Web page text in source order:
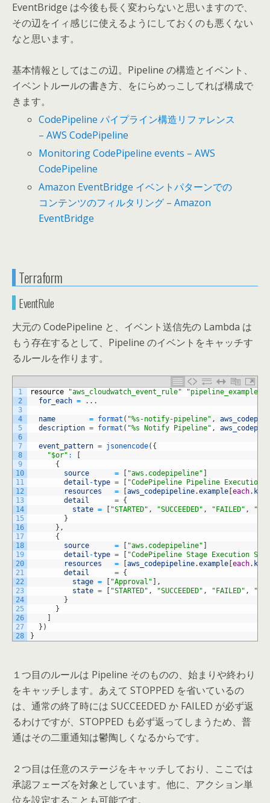
EventBridge は今後も長く変わらないと思いますので、
その辺をイィ感じに使えるようにしておくのも悪くない
なと思います。
基本情報としてはこの辺。Pipeline の構造とイベント、
イベントルールの書き方、をにらめっこしてれば構成で
きます。
CodePipeline パイプライン構造リファレンス
– AWS CodePipeline
Monitoring CodePipeline events – AWS
CodePipeline
Amazon EventBridge イベントパターンでの
コンテンツのフィルタリング – Amazon
EventBridge
Terraform
EventRule
大元の CodePipeline と、イベント送信先の Lambda は
もう存在するとして、Pipeline のイベントをキャッチす
るルールを作ります。
1
2
3
4
5
6
7
8
9
10
11
12
13
14
15
16
17
18
19
20
21
22
23
24
25
26
27
28
resource "aws_cloudwatch_event_rule"
for_each = . . .
name = format ( "%s-notify-pipeline" ,
description = format ( "%s Notify Pipeline" ,
event_pattern = jsonencode( {
"$or" :
{
source
= "aws.codepipeline"
detail -type =
"CodePipeline Pipeline Execution
resources
= aws_codepipeline.example each. key
detail
= {
state = "STARTED" , "SUCCEEDED" , "FAILED" ,
}
} ,
{
source
= "aws.codepipeline"
detail -type =
"CodePipeline Stage Execution
resources
= aws_codepipeline.example each. key
detail
= {
stage = "Approval"
,
state = "STARTED" , "SUCCEEDED" , "FAILED" ,
}
}
} )
}
１つ目のルールは Pipeline そのものの、始まりや終わり
をキャッチします。あえて STOPPED を省いているの
は、通常の終了時には SUCCEEDED か FAILED が必ず返
るわけですが、STOPPED も必ず返ってしまうため、普
通はその二重通知は鬱陶しくなるからです。
２つ目は任意のステージをキャッチしており、ここでは
承認フェーズを対象としています。他に、アクション単
位を設定することも可能です。